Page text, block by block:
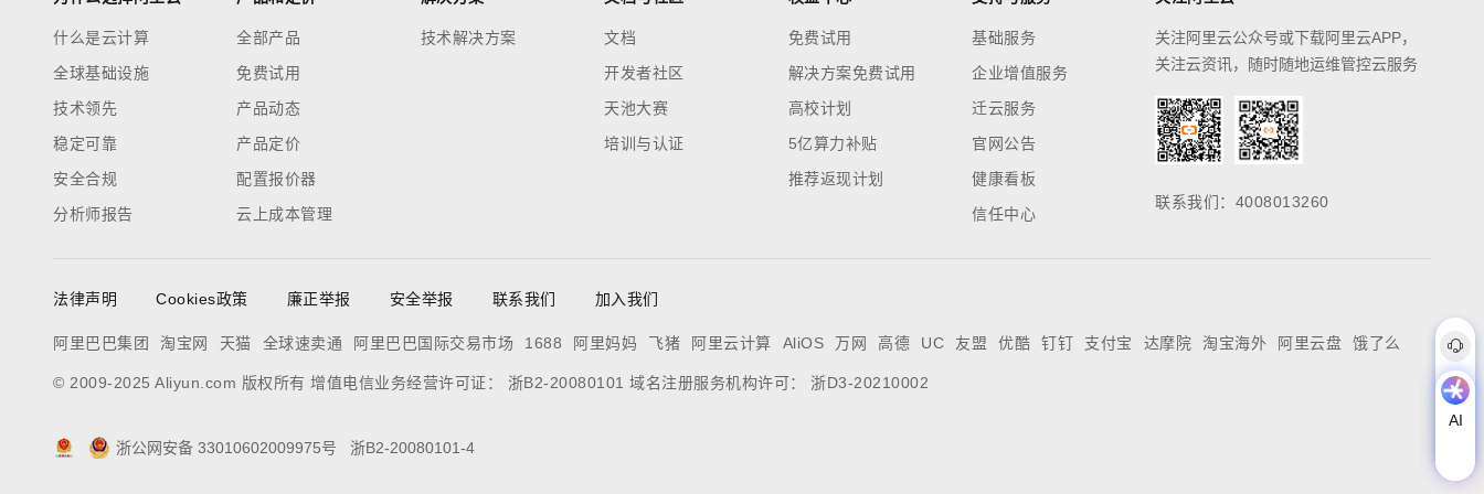
什么是云计算
全球基础设施
技术领先
稳定可靠
安全合规
分析师报告
全部产品
免费试用
产品动态
产品定价
配置报价器
云上成本管理
技术解决方案
文档
开发者社区
天池大赛
培训与认证
免费试用
解决方案免费试用
高校计划
5亿算力补贴
推荐返现计划
基础服务
企业增值服务
迁云服务
官网公告
健康看板
信任中心
关注阿里云公众号或下载阿里云APP，
关注云资讯，随时随地运维管控云服务
联系我们：4008013260
法律声明 Cookies政策 廉正举报 安全举报 联系我们 加入我们
阿里巴巴集团 淘宝网 天猫 全球速卖通 阿里巴巴国际交易市场 1688 阿里妈妈 飞猪 阿里云计算 AliOS 万网 高德 UC 友盟 优酷 钉钉 支付宝 达摩院 淘宝海外 阿里云盘 饿了么
© 2009-2025 Aliyun.com 版权所有 增值电信业务经营许可证： 浙B2-20080101 域名注册服务机构许可： 浙D3-20210002
浙公网安备 33010602009975号 浙B2-20080101-4

联系服务商
AI
AI